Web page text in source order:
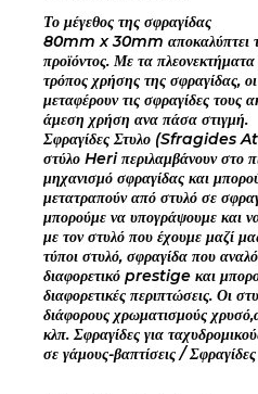
Το μέγεθος της σφραγίδας
80mm x 30mm αποκαλύπτει
προϊόντος. Με τα
τρόπος χρήσης της σφραγίδας,
μεταφέρουν τις σφραγίδες τους
άμεση χρήση ανα πάσα στιγμή.
Σφραγίδες Στυλο (Sfragides
στύλο Heri περιλαμβάνουν στο
μηχανισμό σφραγίδας και
μετατραπούν από στυλό σε
μπορούμε να υπογράψουμε και
με τον στυλό που έχουμε μαζί
τύποι στυλό, σφραγίδα που
διαφορετικό prestige και
διαφορετικές περιπτώσεις. Οι
διάφορους χρωματισμούς
κλπ. Σφραγίδες για
σε γάμους-βαπτίσεις /